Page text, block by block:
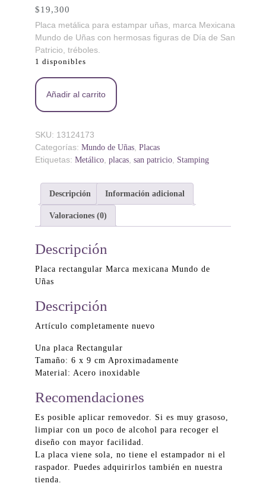
$19,300
Placa metálica para estampar uñas, marca Mexicana
Mundo de Uñas con hermosas figuras de Día de San
Patricio, tréboles.
1 disponibles
Irish 3 - Placa metálica - Mundo de Uñas cantidad
Añadir al carrito
SKU: 13124173
Categorías: Mundo de Uñas, Placas
Etiquetas: Metálico, placas, san patricio, Stamping
Descripción Información adicional
Valoraciones (0)
Descripción
Placa rectangular Marca mexicana Mundo de
Uñas
Descripción
Artículo completamente nuevo
Una placa Rectangular
Tamaño: 6 x 9 cm Aproximadamente
Material: Acero inoxidable
Recomendaciones
Es posible aplicar removedor. Si es muy grasoso,
limpiar con un poco de alcohol para recoger el
diseño con mayor facilidad.
La placa viene sola, no tiene el estampador ni el
raspador. Puedes adquirirlos también en nuestra
tienda.